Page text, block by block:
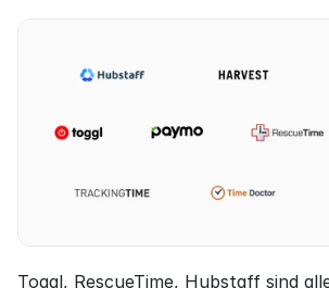
Toggl, RescueTime, Hubstaff sind